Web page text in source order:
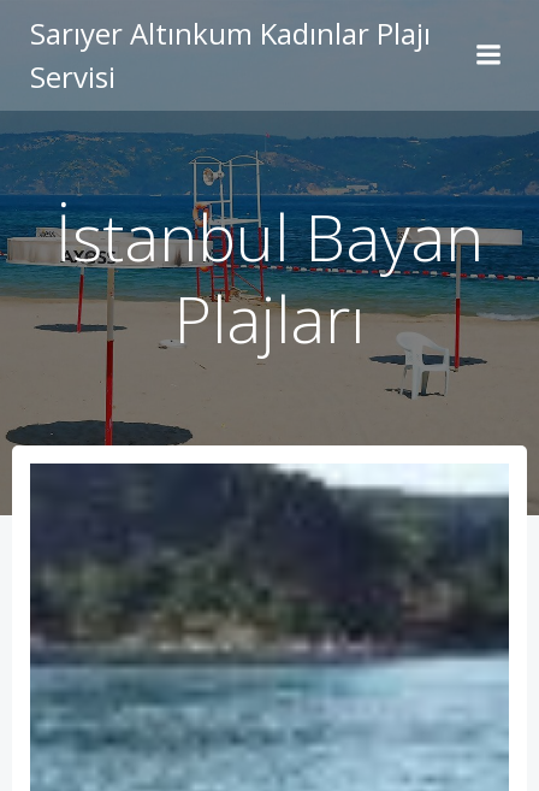
geç
Sarıyer Altınkum Kadınlar Plajı
Servisi
İstanbul Bayan
Plajları